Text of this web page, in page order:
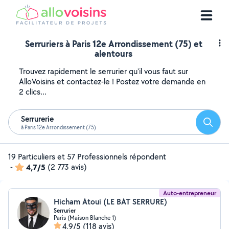
Serruriers à Paris 12e Arrondissement (75) et
alentours
Trouvez rapidement le serrurier qu'il vous faut sur
AlloVoisins et contactez-le ! Postez votre demande en
2 clics...
Serrurerie
à Paris 12e Arrondissement (75)
19 Particuliers et 57 Professionnels répondent
-
4,7/5 (2 773 avis)
Auto-entrepreneur
Hicham Atoui (LE BAT SERRURE)
Serrurier
Paris (Maison Blanche 1)
4,9/5 (118 avis)